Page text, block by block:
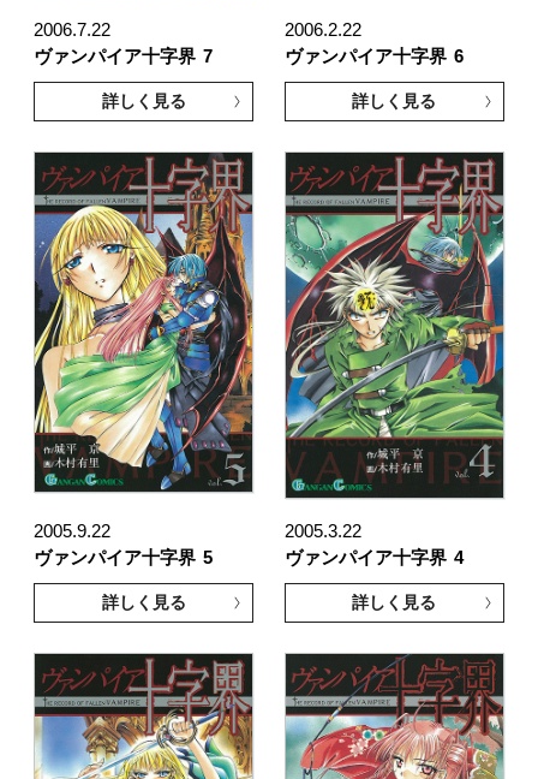
2006.7.22
ヴァンパイア十字界 7
詳しく見る
2006.2.22
ヴァンパイア十字界 6
詳しく見る
2005.9.22
ヴァンパイア十字界 5
詳しく見る
2005.3.22
ヴァンパイア十字界 4
詳しく見る